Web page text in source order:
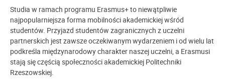
Studia w ramach programu Erasmus+ to niewątpliwie
najpopularniejsza forma mobilności akademickiej wśród
studentów. Przyjazd studentów zagranicznych z uczelni
partnerskich jest zawsze oczekiwanym wydarzeniem i od wielu lat
podkreśla międzynarodowy charakter naszej uczelni, a Erasmusi
stają się częścią społeczności akademickiej Politechniki
Rzeszowskiej.